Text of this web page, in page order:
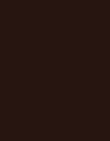
Nuestra tarotista
Vela herbórea
Se usa de vinculo
adecuado para